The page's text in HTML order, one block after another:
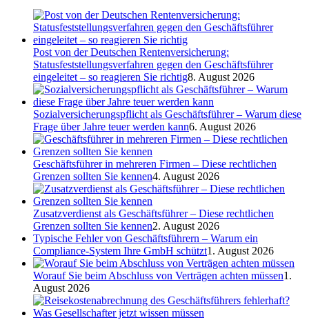
Post von der Deutschen Rentenversicherung:
Statusfeststellungsverfahren gegen den Geschäftsführer
eingeleitet – so reagieren Sie richtig8. August 2026
Sozialversicherungspflicht als Geschäftsführer – Warum diese
Frage über Jahre teuer werden kann6. August 2026
Geschäftsführer in mehreren Firmen – Diese rechtlichen
Grenzen sollten Sie kennen4. August 2026
Zusatzverdienst als Geschäftsführer – Diese rechtlichen
Grenzen sollten Sie kennen2. August 2026
Typische Fehler von Geschäftsführern – Warum ein
Compliance-System Ihre GmbH schützt1. August 2026
Worauf Sie beim Abschluss von Verträgen achten müssen1.
August 2026